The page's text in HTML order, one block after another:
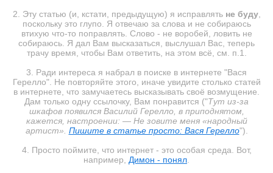
2. Эту статью (и, кстати, предыдущую) я исправлять не буду,
поскольку это глупо. Я отвечаю за слова и не собираюсь
втихую что-то поправлять. Слово - не воробей, ловить не
собираюсь. Я дал Вам высказаться, выслушал Вас, теперь
трачу время, чтобы Вам ответить, на этом всё, см. п.1.
3. Ради интереса я набрал в поиске в интернете "Вася
Герелло". Не повторяйте этого, иначе увидите столько статей
в интернете, что замучаетесь высказывать своё возмущение.
Дам только одну ссылочку, Вам понравится ("Тут из-за
шкафов появился Василий Герелло, в приподнятом,
кажется, настроении: — Не зовите меня «народный
артист». Пишите в статье просто: Вася Герелло").
4. Просто поймите, что интернет - это особая среда. Вот,
например, Димон - понял